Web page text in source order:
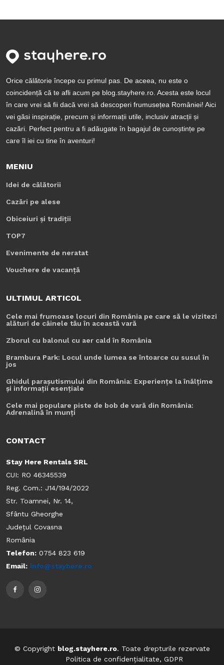
Orice călătorie începe cu primul pas. De aceea, nu este o
coincidență că te afli acum pe blog.stayhere.ro. Acesta este locul
în care vrei să fii dacă vrei să descoperi frumusețea României! Aici
vei găsi inspirație, precum și informații utile, inclusiv atracții și
cazări. Perfect pentru a fi adăugate în bagajul de cunoștințe pe
care îl iei cu tine în aventuri!
MENIU
Idei de călătorii
Cazări pe alese
Obiceiuri și tradiții
TOP7
Evenimente de neratat
Vouchere de vacanță
ULTIMUL ARTICOL
Cele mai frumoase locuri din România pe care să le vizitezi
alături de câinele tău în această vară
Zborul cu balonul cu aer cald în România
Brambura Park: Locul unde lumea se întoarce cu susul în
jos
Ghidul parașutismului din România: Experiențe la înălțime
și informații esențiale
Cele mai populare piste de bob de vară din România:
Adrenalină în munți
CONTACT
Stay Here Rentals SRL
CUI: RO 46345539
Reg. Com.: J14/194/2022
Str. Toamnei, Nr. 14,
Sfântu Gheorghe
Județul Covasna
România
Telefon: 0754 823 619
Email: info@stayhere.ro
© Copyright blog.stayhere.ro. Toate drepturile rezervate
Politica de confidențialitate, GDPR